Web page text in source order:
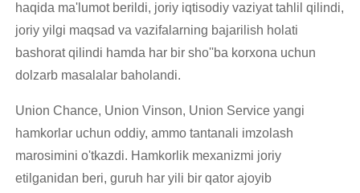
haqida ma'lumot berildi, joriy iqtisodiy vaziyat tahlil qilindi,
joriy yilgi maqsad va vazifalarning bajarilish holati
bashorat qilindi hamda har bir sho''ba korxona uchun
dolzarb masalalar baholandi.
Union Chance, Union Vinson, Union Service yangi
hamkorlar uchun oddiy, ammo tantanali imzolash
marosimini o'tkazdi. Hamkorlik mexanizmi joriy
etilganidan beri, guruh har yili bir qator ajoyib